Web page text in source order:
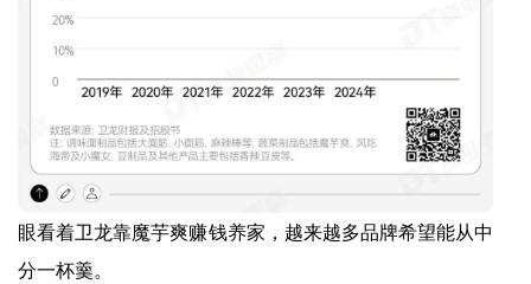
眼看着卫龙靠魔芋爽赚钱养家，越来越多品牌希望能从中
分一杯羹。